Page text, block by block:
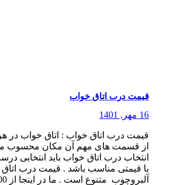
قیمت درب اتاق خواب
16 مهر, 1401
قیمت درب اتاق خواب : اتاق خواب در
از قسمت های مهم آن مکان محسوب
انتخاب درب اتاق خواب باید انتخابی
با قیمتی مناسب باشد . قیمت درب
آلبروچوب متنوع است . ما در اینجا از 700…